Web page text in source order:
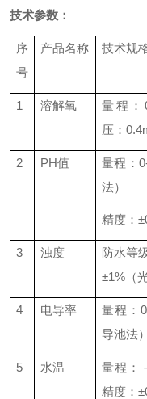
技术参数：
序
号
产品名称 技术规
1 溶解氧 量程：
压：
2 PH值 量程：
法）
精度：±
3 浊度 防水等
±1% （
4 电导率 量程：
导池法）
5 水温 量程：
精度：±